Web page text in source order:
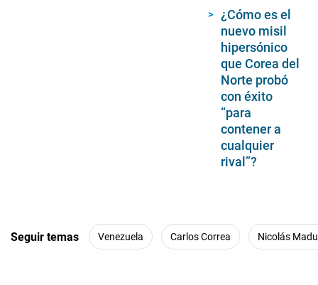
¿Cómo es el
nuevo misil
hipersónico
que Corea del
Norte probó
con éxito
“para
contener a
cualquier
rival”?
Seguir temas Venezuela Carlos Correa Nicolás